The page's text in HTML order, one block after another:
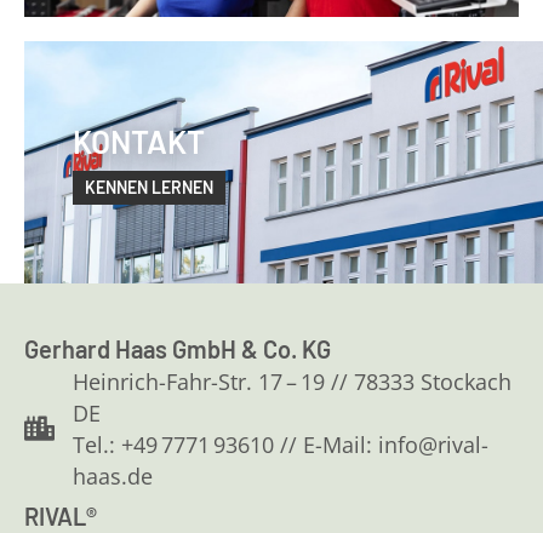
KONTAKT
KENNEN LERNEN
Gerhard Haas GmbH & Co. KG
Heinrich-Fahr-Str. 17 – 19 // 78333 Stockach
DE
Tel.: +49 7771 93610 // E-Mail: info@rival-
haas.de
RIVAL®